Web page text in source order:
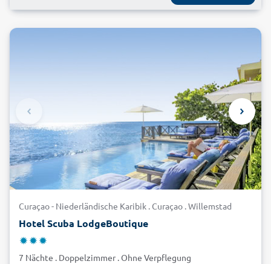
Curaçao - Niederländische Karibik . Curaçao . Willemstad
Hotel Scuba LodgeBoutique
7 Nächte . Doppelzimmer . Ohne Verpflegung